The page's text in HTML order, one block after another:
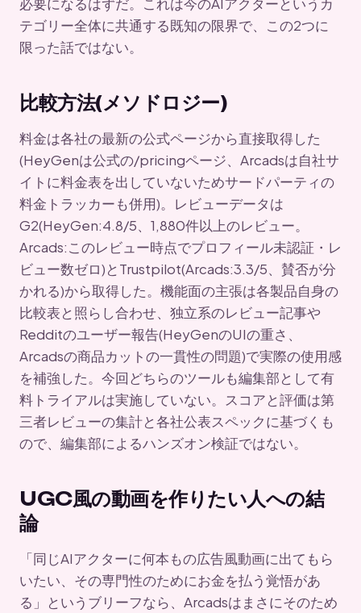
テゴリー全体に共通する既知の限界で、この2つに
限った話ではない。
比較方法(メソドロジー)
料金は各社の最新の公式ページから直接取得した
(HeyGenは公式の/pricingページ、Arcadsは自社サ
イトに料金表を出していないためサードパーティの
料金トラッカーも併用)。レビューデータは
G2(HeyGen:4.8/5、1,880件以上のレビュー。
Arcads:このレビュー時点でプロフィール未認証・レ
ビュー数ゼロ)とTrustpilot(Arcads:3.3/5、賛否が分
かれる)から取得した。機能面の主張は各製品自身の
比較表と照らし合わせ、独立系のレビュー記事や
Redditのユーザー報告(HeyGenのUIの重さ、
Arcadsの商品カットの一貫性の問題)で実際の使用感
を補強した。今回どちらのツールも編集部として有
料トライアルは実施していない。スコアと評価は第
三者レビューの集計と各社公表スペックに基づくも
ので、編集部によるハンズオン検証ではない。
UGC風の動画を作りたい人への結
論
「同じAIアクターに何本もの広告風動画に出てもら
いたい、その専門性のためにお金を払う覚悟があ
る」というブリーフなら、Arcadsはまさにそのため